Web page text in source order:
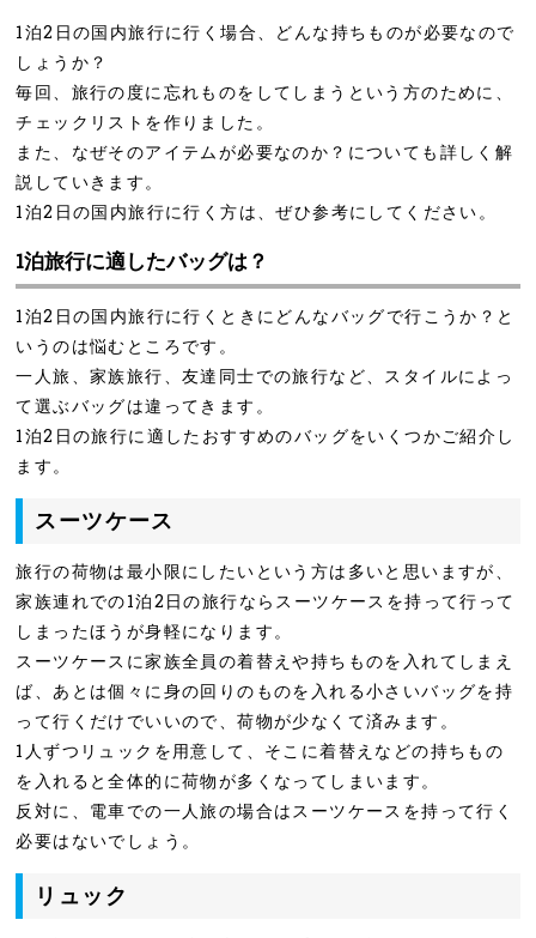
1泊2日の国内旅行に行く場合、どんな持ちものが必要なので
しょうか？
毎回、旅行の度に忘れものをしてしまうという方のために、
チェックリストを作りました。
また、なぜそのアイテムが必要なのか？についても詳しく解
説していきます。
1泊2日の国内旅行に行く方は、ぜひ参考にしてください。
1泊旅行に適したバッグは？
1泊2日の国内旅行に行くときにどんなバッグで行こうか？と
いうのは悩むところです。
一人旅、家族旅行、友達同士での旅行など、スタイルによっ
て選ぶバッグは違ってきます。
1泊2日の旅行に適したおすすめのバッグをいくつかご紹介し
ます。
スーツケース
旅行の荷物は最小限にしたいという方は多いと思いますが、
家族連れでの1泊2日の旅行ならスーツケースを持って行って
しまったほうが身軽になります。
スーツケースに家族全員の着替えや持ちものを入れてしまえ
ば、あとは個々に身の回りのものを入れる小さいバッグを持
って行くだけでいいので、荷物が少なくて済みます。
1人ずつリュックを用意して、そこに着替えなどの持ちもの
を入れると全体的に荷物が多くなってしまいます。
反対に、電車での一人旅の場合はスーツケースを持って行く
必要はないでしょう。
リュック